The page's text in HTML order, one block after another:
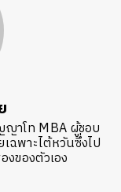
าโท MBA ผู้ชอบ
ฉพาะไต้หวันซึ่งไป
ของตัวเอง